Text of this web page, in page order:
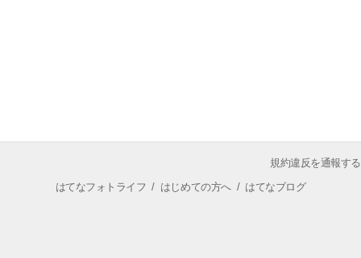
規約違反を通報する
はてなフォトライフ / はじめての方へ/ はてなブログ